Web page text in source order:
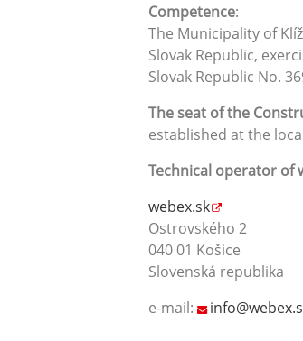
Competence:
The Municipality of
Slovak Republic,
Slovak Republic No.
The seat of the
established at the
Technical operator of
webex.sk
Ostrovského 2
040 01 Košice
Slovenská republika
e-mail: